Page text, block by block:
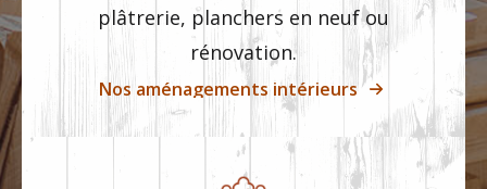
plâtrerie, planchers en neuf ou
rénovation.
Nos aménagements intérieurs